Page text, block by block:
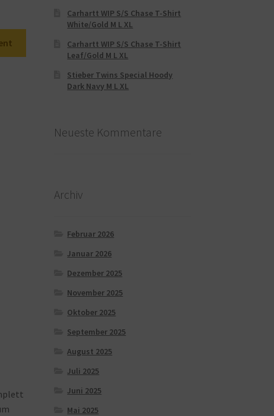
Carhartt WIP S/S Chase T-Shirt
White/Gold M L XL
Carhartt WIP S/S Chase T-Shirt
Leaf/Gold M L XL
Stieber Twins Special Hoody
Dark Navy M L XL
Neueste Kommentare
Archiv
Februar 2026
Januar 2026
Dezember 2025
November 2025
Oktober 2025
September 2025
August 2025
Juli 2025
Juni 2025
Mai 2025